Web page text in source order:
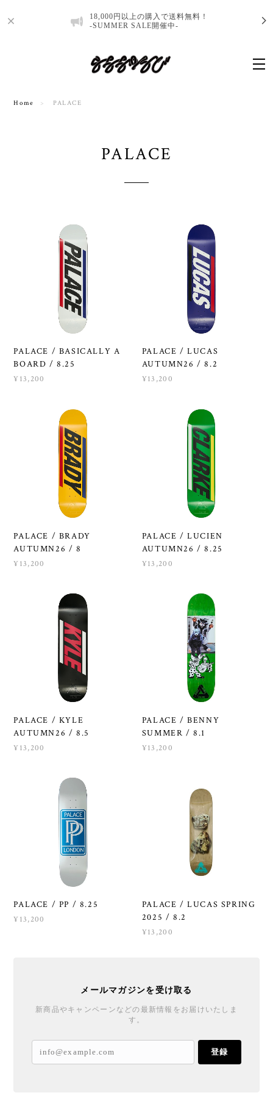
18,000円以上の購入で送料無料！
-SUMMER SALE開催中-
Home PALACE
PALACE
PALACE / BASICALLY A
BOARD / 8.25
¥13,200
PALACE / LUCAS
AUTUMN26 / 8.2
¥13,200
PALACE / BRADY
AUTUMN26 / 8
¥13,200
PALACE / LUCIEN
AUTUMN26 / 8.25
¥13,200
PALACE / KYLE
AUTUMN26 / 8.5
¥13,200
PALACE / BENNY
SUMMER / 8.1
¥13,200
PALACE / PP / 8.25
¥13,200
PALACE / LUCAS SPRING
2025 / 8.2
¥13,200
メールマガジンを受け取る
新商品やキャンペーンなどの最新情報をお届けいたしま
す。
登録